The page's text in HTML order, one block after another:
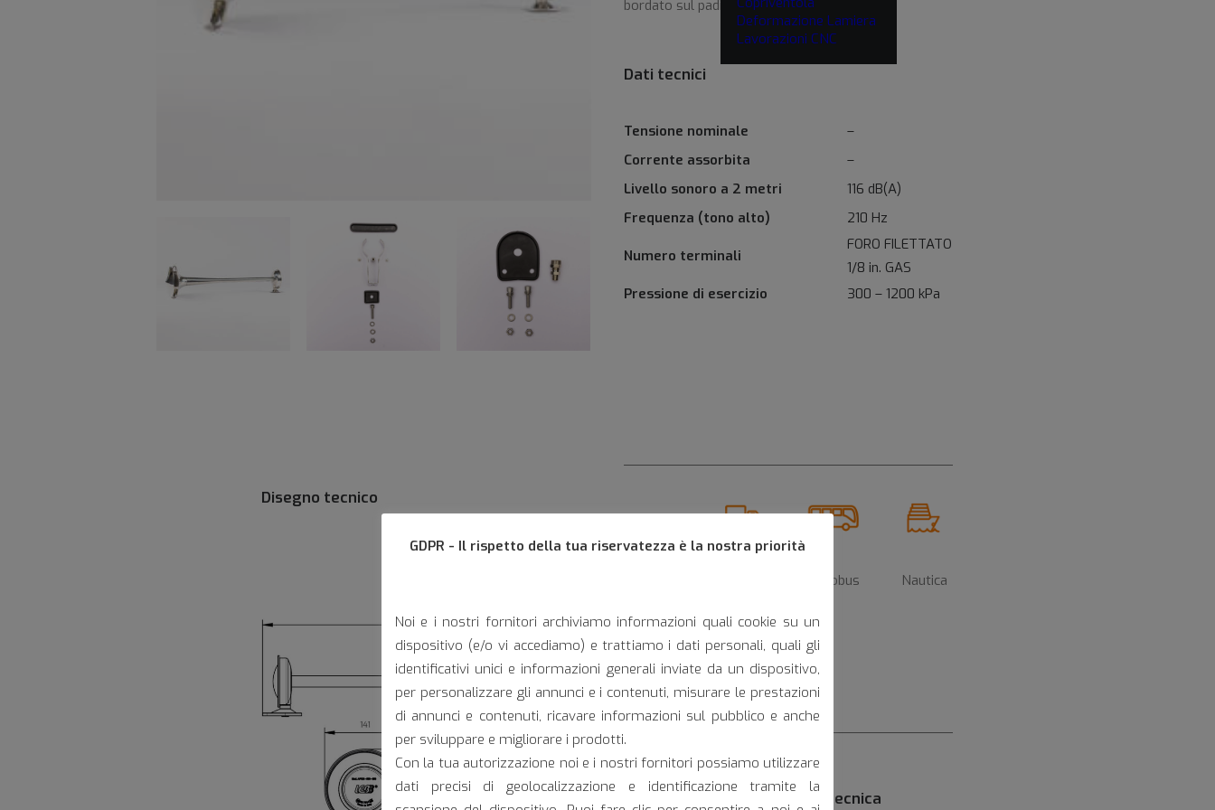
Deformazione Lamiera
Lavorazioni CNC
bordato sul padiglione del cornetto
Dati tecnici
Tensione nominale
–
Corrente assorbita
–
Livello sonoro a 2 metri
116 dB(A)
Frequenza (tono alto)
210 Hz
Numero terminali
FORO FILETTATO
1/8 in. GAS
Pressione di esercizio
300 – 1200 kPa
Disegno tecnico
applicazione:
Autobus Nautica
Omologazioni:
Scarica la scheda tecnica
GDPR - Il rispetto della tua riservatezza è la nostra priorità
Noi e i nostri fornitori archiviamo informazioni quali cookie su un
dispositivo (e/o vi accediamo) e trattiamo i dati personali, quali gli
identificativi unici e informazioni generali inviate da un dispositivo,
per personalizzare gli annunci e i contenuti, misurare le prestazioni
di annunci e contenuti, ricavare informazioni sul pubblico e anche
per sviluppare e migliorare i prodotti.
Con la tua autorizzazione noi e i nostri fornitori possiamo utilizzare
dati precisi di geolocalizzazione e identificazione tramite la